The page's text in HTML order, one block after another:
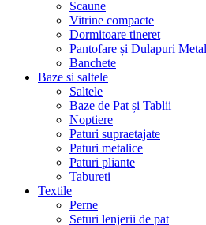
Scaune
Vitrine compacte
Dormitoare tineret
Pantofare și Dulapuri
Banchete
Baze si saltele
Saltele
Baze de Pat și Tablii
Noptiere
Paturi supraetajate
Paturi metalice
Paturi pliante
Tabureti
Textile
Perne
Seturi lenjerii de pat